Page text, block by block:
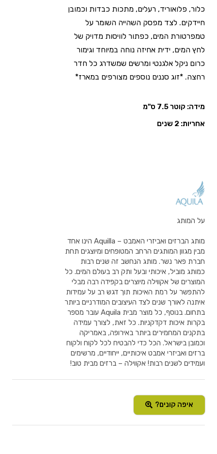
כלור, פלואוריד, רעלים, מתכות כבדות וכמובן
חיידקים. לצד מפסק השהייה השומר על
טמפרטורת המים, כפתור לוויסות מדויק של
לחץ המים, ידית אחיזה נוחה במיוחד וגימור
כרום ניקל אלגנטי ומרשים שמשדרג כל חדר
רחצה. *זוג סננים נוספים מצורפים במארז*
מידה: קוטר 7.5 ס"מ
אחריות: 2 שנים
על המותג
מותג הברזים ואביזרי האמבט – Aquilla הינו אחד
מבין מגוון המותגים הרחב המטופחים ומיוצגים תחת
חברת פאר נשר. מותג הנחשב זה שנים רבות
כמותג מוביל, איכותי ובעל ותק רב בעולם המים. כל
המוצרים של אקווילה מיוצרים בקפידה רבה מבלי
להתפשר על רמת האיכות תוך דגש רב על עמידות
איתנה לאורך שנים לצד העיצובים המודרניים ביותר
בתחום. בנוסף, כל מוצר מבית Aquila עובר מספר
בקרות איכות דקדקניות. כל זאת, לצורך עמידה
בתקנים המחמירים ביותר באירופה, באמריקה
וכמובן בישראל. הכל כדי להבטיח לכל לקוח ולקוח
ברזים ואביזרי אמבט איכותיים, ייחודיים, מרשימים
ועמידים לשנים רבות! אקווילה – ברזים מבית טוב!
איפה קונים?